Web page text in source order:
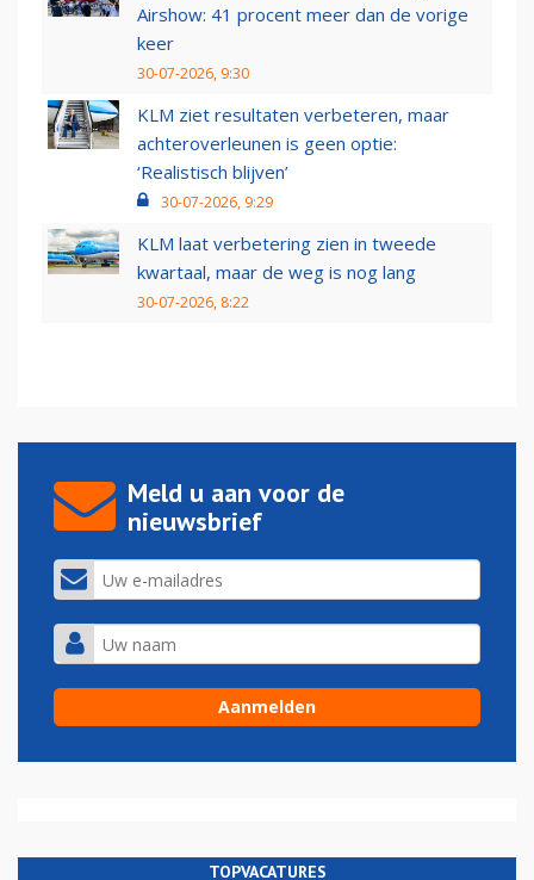
Airshow: 41 procent meer dan de vorige
keer
30-07-2026, 9:30
KLM ziet resultaten verbeteren, maar
achteroverleunen is geen optie:
‘Realistisch blijven’
30-07-2026, 9:29
KLM laat verbetering zien in tweede
kwartaal, maar de weg is nog lang
30-07-2026, 8:22
Meld u aan voor de
nieuwsbrief
TOPVACATURES